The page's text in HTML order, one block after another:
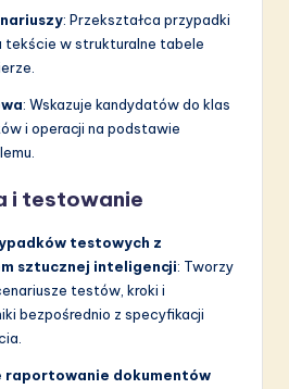
: Przekształca przypadki
tekście w strukturalne tabele
: Wskazuje kandydatów do klas
i operacji na podstawie
i testowanie
testowych z
sztucznej inteligencji: Tworzy
testów, kroki i
bezpośrednio z specyfikacji
raportowanie dokumentów